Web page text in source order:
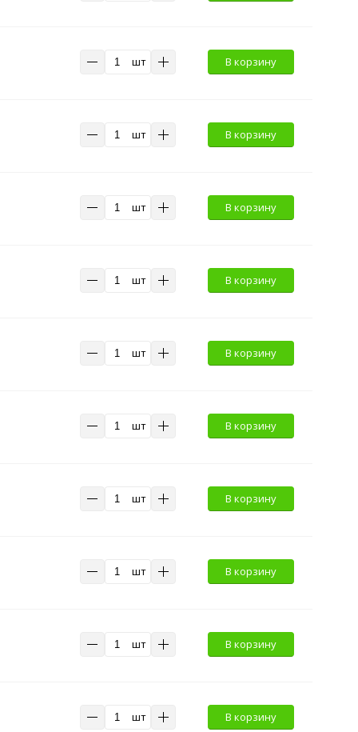
шт В корзину
шт В корзину
шт В корзину
шт В корзину
шт В корзину
шт В корзину
шт В корзину
шт В корзину
шт В корзину
шт В корзину